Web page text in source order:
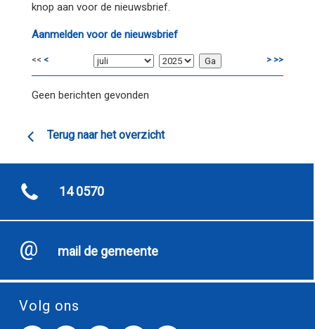
knop aan voor de nieuwsbrief.
Aanmelden voor de nieuwsbrief
<< < > >>
Geen berichten gevonden
Terug naar het overzicht
14 0570
mail de gemeente
Volg ons